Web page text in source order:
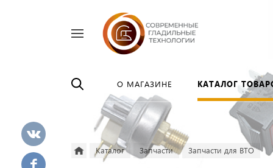
О МАГАЗИНЕ КАТАЛОГ
Каталог Запчасти Запчасти для ВТО